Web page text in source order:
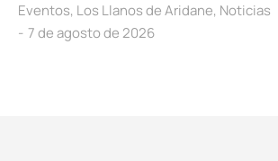
Eventos, Los Llanos de Aridane, Noticias
7 de agosto de 2026